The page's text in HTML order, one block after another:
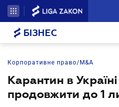
БІЗНЕС
Корпоративне право/M&A
Карантин в
продовжити до 1